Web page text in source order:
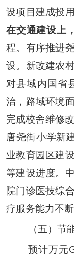
设项目建成投用
在交通建设上，
程。有序推进
设。 新改建农
对县域内国省
治， 路域环境
完成校舍维修
唐尧街小学新
业教育园区建
等建设进度。
院门诊医技综
疗服务能力不断
（五）节
预计万元